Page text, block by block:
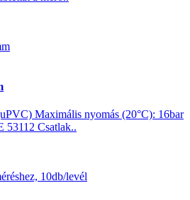
Maximális nyomás (20°C): 16bar
53112 Csatlak..